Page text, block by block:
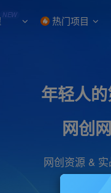
NEW 热门项目
年轻人
网创
网创资源 &